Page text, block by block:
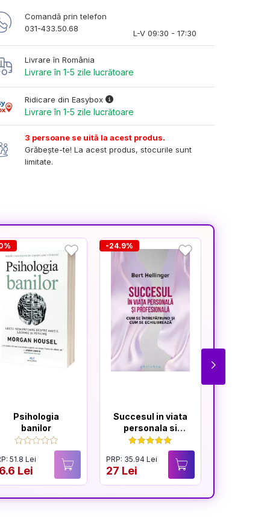
Comandă prin telefon
031-433.50.68
L-V 09:30 - 17:30
Livrare în România
Livrare în 1-5 zile lucrătoare
Ridicare din Easybox
Livrare în 1-5 zile lucrătoare
3 persoane se uită la acest produs.
Grăbește-te! La acest produs, stocurile sunt
limitate.
Psihologia
banilor
51.8 Lei
Lei
-24.9%
Succesul in viata
personala si
profesionala
PRP: 35.94 Lei
27 Lei